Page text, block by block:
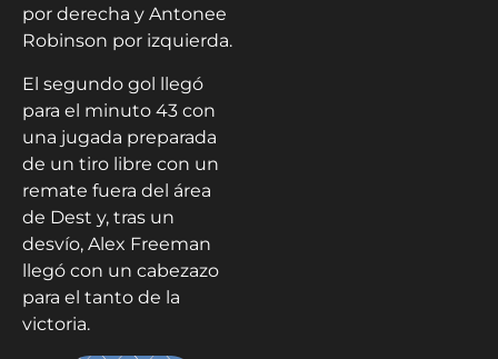
por derecha y Antonee
Robinson por izquierda.
El segundo gol llegó
para el minuto 43 con
una jugada preparada
de un tiro libre con un
remate fuera del área
de Dest y, tras un
desvío, Alex Freeman
llegó con un cabezazo
para el tanto de la
victoria.